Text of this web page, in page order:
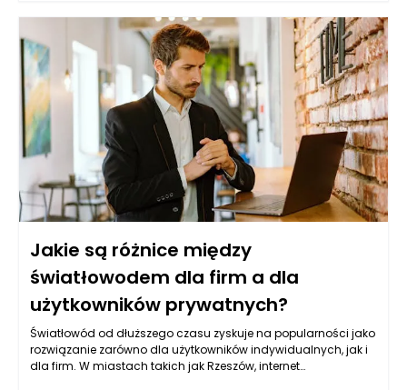
także przez wiele lat. Dlatego kluczem do sukcesu jest
zaplanowanie mebli, które będą funkcjonalne i estetyczne
jednocześnie, co z pewnością zadowoli domowników w
dłuższym okresie.
Jakie są różnice między
światłowodem dla firm a dla
użytkowników prywatnych?
Światłowód od dłuższego czasu zyskuje na popularności jako
rozwiązanie zarówno dla użytkowników indywidualnych, jak i
dla firm. W miastach takich jak Rzeszów, internet